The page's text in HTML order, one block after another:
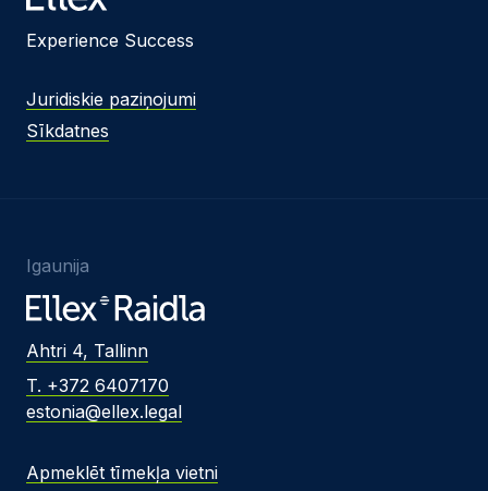
Experience Success
Juridiskie paziņojumi
Sīkdatnes
Igaunija
Ahtri 4, Tallinn
T. +372 6407170
estonia@ellex.legal
Apmeklēt tīmekļa vietni